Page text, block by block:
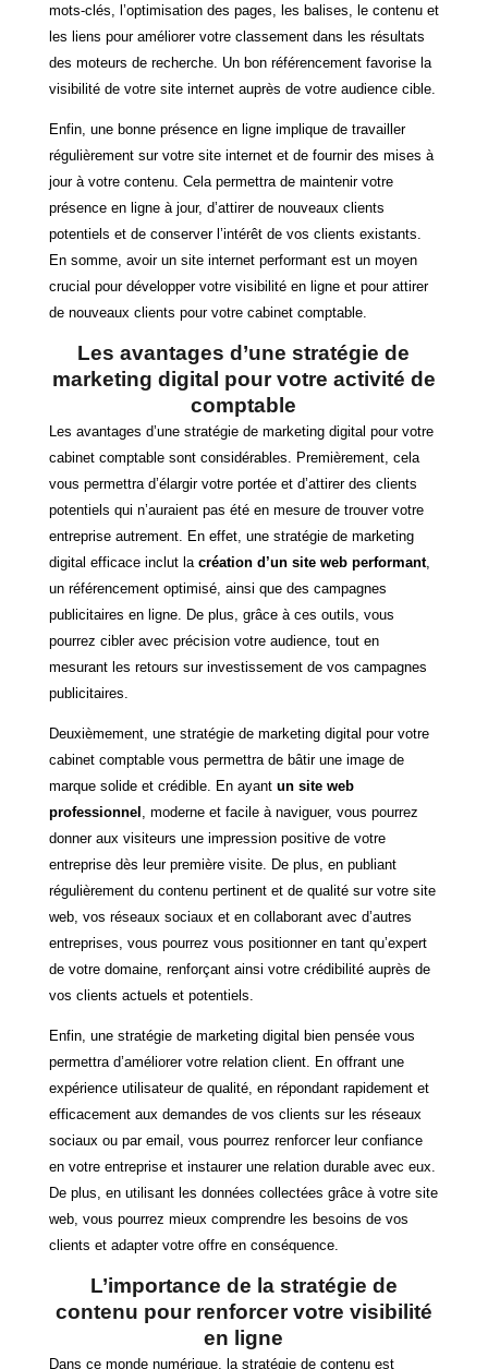
mots-clés, l’optimisation des pages, les balises, le contenu et
les liens pour améliorer votre classement dans les résultats
des moteurs de recherche. Un bon référencement favorise la
visibilité de votre site internet auprès de votre audience cible.
Enfin, une bonne présence en ligne implique de travailler
régulièrement sur votre site internet et de fournir des mises à
jour à votre contenu. Cela permettra de maintenir votre
présence en ligne à jour, d’attirer de nouveaux clients
potentiels et de conserver l’intérêt de vos clients existants.
En somme, avoir un site internet performant est un moyen
crucial pour développer votre visibilité en ligne et pour attirer
de nouveaux clients pour votre cabinet comptable.
Les avantages d’une stratégie de
marketing digital pour votre activité de
comptable
Les avantages d’une stratégie de marketing digital pour votre
cabinet comptable sont considérables. Premièrement, cela
vous permettra d’élargir votre portée et d’attirer des clients
potentiels qui n’auraient pas été en mesure de trouver votre
entreprise autrement. En effet, une stratégie de marketing
digital efficace inclut la création d’un site web performant,
un référencement optimisé, ainsi que des campagnes
publicitaires en ligne. De plus, grâce à ces outils, vous
pourrez cibler avec précision votre audience, tout en
mesurant les retours sur investissement de vos campagnes
publicitaires.
Deuxièmement, une stratégie de marketing digital pour votre
cabinet comptable vous permettra de bâtir une image de
marque solide et crédible. En ayant un site web
professionnel , moderne et facile à naviguer, vous pourrez
donner aux visiteurs une impression positive de votre
entreprise dès leur première visite. De plus, en publiant
régulièrement du contenu pertinent et de qualité sur votre site
web, vos réseaux sociaux et en collaborant avec d’autres
entreprises, vous pourrez vous positionner en tant qu’expert
de votre domaine, renforçant ainsi votre crédibilité auprès de
vos clients actuels et potentiels.
Enfin, une stratégie de marketing digital bien pensée vous
permettra d’améliorer votre relation client. En offrant une
expérience utilisateur de qualité, en répondant rapidement et
efficacement aux demandes de vos clients sur les réseaux
sociaux ou par email, vous pourrez renforcer leur confiance
en votre entreprise et instaurer une relation durable avec eux.
De plus, en utilisant les données collectées grâce à votre site
web, vous pourrez mieux comprendre les besoins de vos
clients et adapter votre offre en conséquence.
L’importance de la stratégie de
contenu pour renforcer votre visibilité
en ligne
Dans ce monde numérique, la stratégie de contenu est